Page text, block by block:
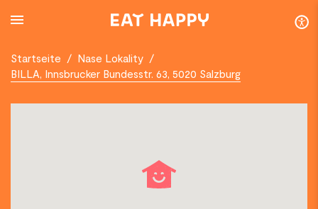
TO
Startseite / Nase Lokality /
BILLA, Innsbrucker Bundesstr. 63, 5020 Salzburg